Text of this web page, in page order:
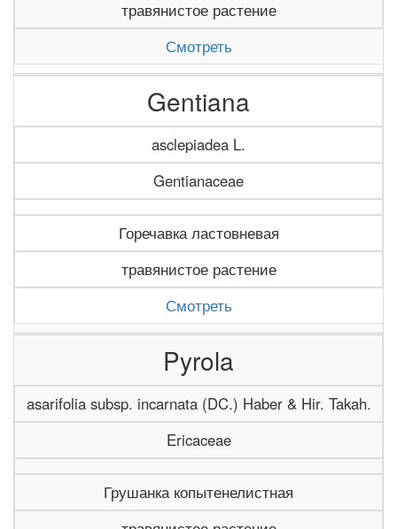
травянистое растение
Смотреть
Gentiana
asclepiadea L.
Gentianaceae
Горечавка ластовневая
травянистое растение
Смотреть
Pyrola
asarifolia subsp. incarnata (DC.) Haber & Hir. Takah.
Ericaceae
Грушанка копытенелистная